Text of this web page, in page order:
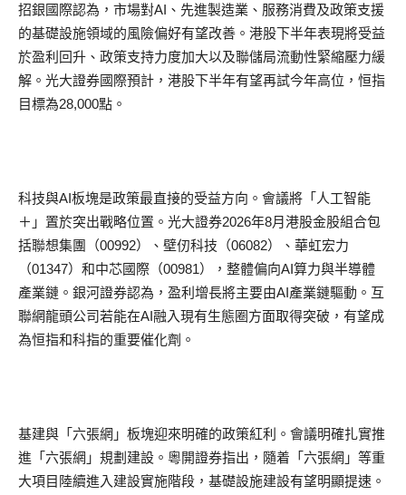
招銀國際認為，市場對AI、先進製造業、服務消費及政策支援
的基礎設施領域的風險偏好有望改善。港股下半年表現將受益
於盈利回升、政策支持力度加大以及聯儲局流動性緊縮壓力緩
解。光大證券國際預計，港股下半年有望再試今年高位，恒指
目標為28,000點。
科技與AI板塊是政策最直接的受益方向。會議將「人工智能
＋」置於突出戰略位置。光大證券2026年8月港股金股組合包
括聯想集團（00992）、壁仞科技（06082）、華虹宏力
（01347）和中芯國際（00981），整體偏向AI算力與半導體
產業鏈。銀河證券認為，盈利增長將主要由AI產業鏈驅動。互
聯網龍頭公司若能在AI融入現有生態圈方面取得突破，有望成
為恒指和科指的重要催化劑。
基建與「六張網」板塊迎來明確的政策紅利。會議明確扎實推
進「六張網」規劃建設。粵開證券指出，隨着「六張網」等重
大項目陸續進入建設實施階段，基礎設施建設有望明顯提速。